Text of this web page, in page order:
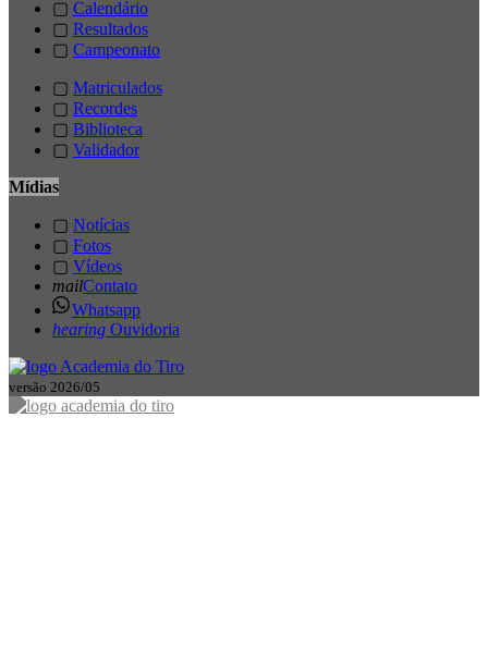
▢ Calendário
▢ Resultados
▢ Campeonato
▢ Matriculados
▢ Recordes
▢ Biblioteca
▢ Validador
Mídias
▢ Notícias
▢ Fotos
▢ Vídeos
mailContato
Whatsapp
hearing Ouvidoria
versão 2026/05